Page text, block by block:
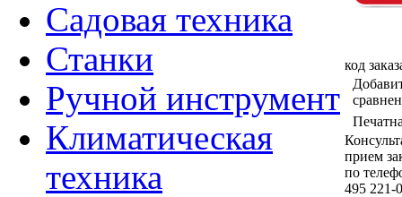
Садовая техника
Станки
Ручной инструмент
Климатическая
техника
код
прием
по
495 221-